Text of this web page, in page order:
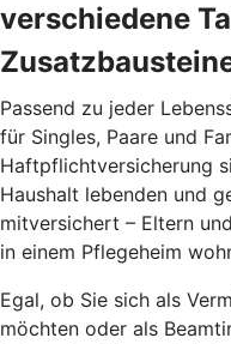
verschiedene
Passend zu jeder
für Singles, Paare und
Haftpflichtversicherung
Haushalt lebenden und
mitversichert – Eltern
in einem Pflegeheim
Egal, ob Sie sich als
möchten oder als